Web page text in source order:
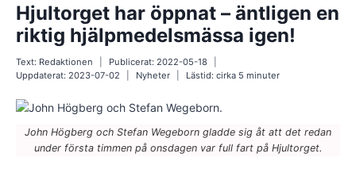
Hjultorget har öppnat – äntligen en
riktig hjälpmedelsmässa igen!
Text: Redaktionen Publicerat: 2022-05-18
Uppdaterat: 2023-07-02 Nyheter Lästid: cirka 5minuter
John Högberg och Stefan Wegeborn gladde sig åt att det redan
under första timmen på onsdagen var full fart på Hjultorget.